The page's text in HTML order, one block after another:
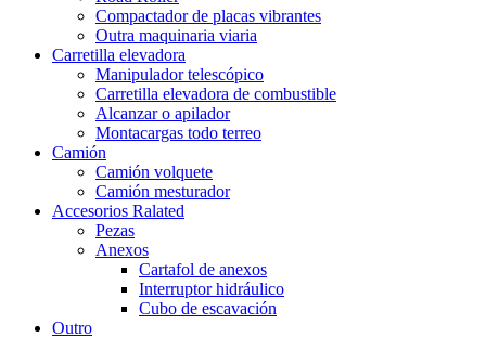
Compactador de placas vibrantes
Outra maquinaria viaria
Carretilla elevadora
Manipulador telescópico
Carretilla elevadora de combustible
Alcanzar o apilador
Montacargas todo terreo
Camión
Camión volquete
Camión mesturador
Accesorios Ralated
Pezas
Anexos
Cartafol de anexos
Interruptor hidráulico
Cubo de escavación
Outro